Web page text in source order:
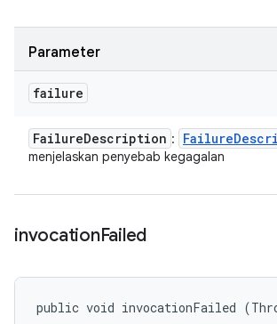
Parameter
failure
FailureDescription : Failure
menjelaskan penyebab kegagalan
invocationFailed
public void invocationFailed